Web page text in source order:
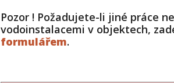
Pozor ! Požadujete-li jiné práce
vodoinstalacemi v objektech,
formulářem.